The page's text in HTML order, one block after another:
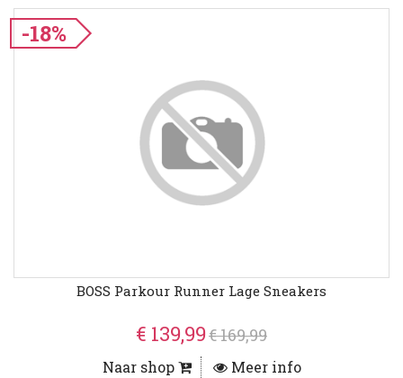
-18%
BOSS Parkour Runner Lage Sneakers
€ 139,99€ 169,99
Naar shop Meer info